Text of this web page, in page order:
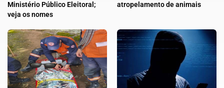
Ministério Público Eleitoral;
veja os nomes
atropelamento de animais